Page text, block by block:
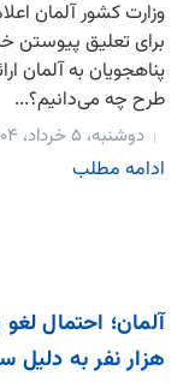
وزارت کشور آلمان
برای تعلیق پیوستن
پناهجویان به آلمان
طرح چه می‌دانیم؟...
دوشنبه، ۵ خرداد، ۱۴۰۴
ادامه مطلب
هزار نفر به دلیل